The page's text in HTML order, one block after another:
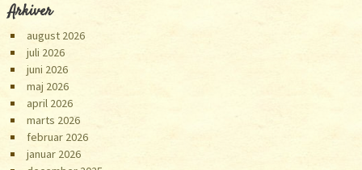
Arkiver
august 2026
juli 2026
juni 2026
maj 2026
april 2026
marts 2026
februar 2026
januar 2026